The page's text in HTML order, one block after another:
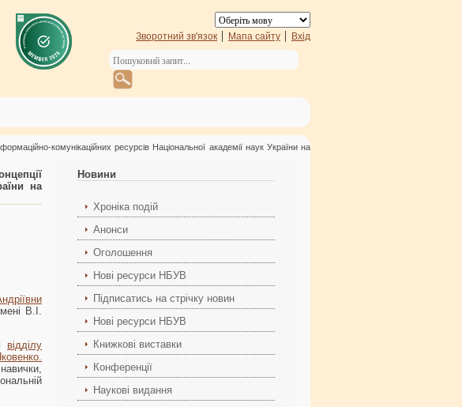
Зворотний зв'язок Мапа сайту Вхід
комунікаційних ресурсів Національної академії наук України на
на
В.І.
відділу
Новини
Хроніка подій
Анонси
Оголошення
Нові ресурси НБУВ
Підписатись на стрічку новин
Нові ресурси НБУВ
Книжкові виставки
Конференції
Наукові видання